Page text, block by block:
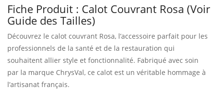
Fiche Produit : Calot Couvrant Rosa (Voir
Guide des Tailles)
Découvrez le calot couvrant Rosa, l’accessoire parfait pour les
professionnels de la santé et de la restauration qui
souhaitent allier style et fonctionnalité. Fabriqué avec soin
par la marque ChrysVal, ce calot est un véritable hommage à
l’artisanat français.